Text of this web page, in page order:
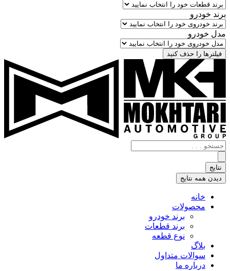
برند خودرو
مدل خودرو
فیلترها را حذف کنید
جستجو
.
.
.
نتایج
دیدن همه نتایج
خانه
محصولات
برند خودرو
برند قطعات
نوع قطعه
بلاگ
سوالات متداول
درباره ما